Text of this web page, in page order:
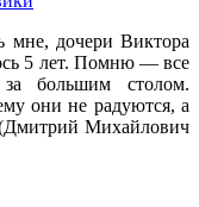
мне, дочери Виктора
5 лет. Помню — все
большим столом.
они не радуются, а
Михайлович